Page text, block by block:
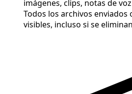
imágenes, clips, notas de
Todos los archivos enviados
visibles, incluso si se